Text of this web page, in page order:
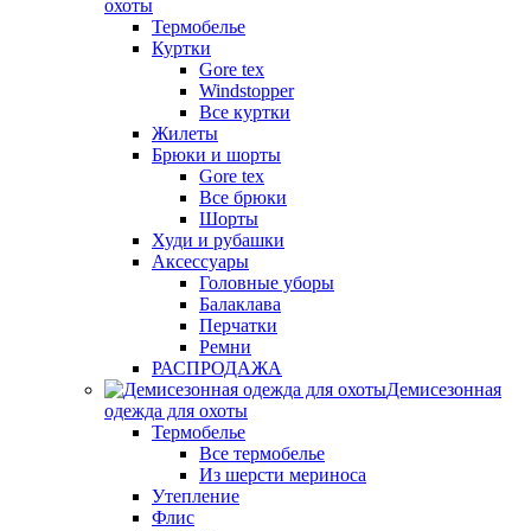
охоты
Термобелье
Куртки
Gore tex
Windstopper
Все куртки
Жилеты
Брюки и шорты
Gore tex
Все брюки
Шорты
Худи и рубашки
Аксессуары
Головные уборы
Балаклава
Перчатки
Ремни
РАСПРОДАЖА
Демисезонная
одежда для охоты
Термобелье
Все термобелье
Из шерсти мериноса
Утепление
Флис